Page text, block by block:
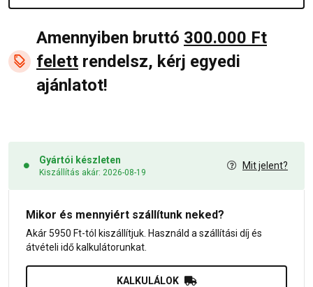
Amennyiben bruttó 300.000 Ft
felett rendelsz, kérj egyedi
ajánlatot!
Gyártói készleten
Kiszállítás akár: 2026-08-19
Mit jelent?
Mikor és mennyiért szállítunk neked?
Akár 5950 Ft-tól kiszállítjuk. Használd a szállítási díj és
átvételi idő kalkulátorunkat.
KALKULÁLOK